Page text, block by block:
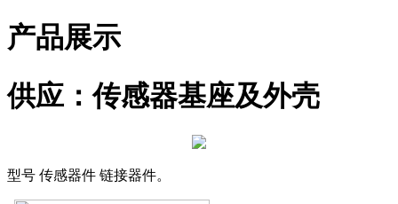
产品展示
供应：传感器基座及外壳
型号 传感器件 链接器件。